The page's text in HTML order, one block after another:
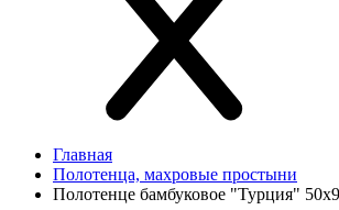
Главная
Полотенца, махровые простыни
Полотенце бамбуковое "Турция"